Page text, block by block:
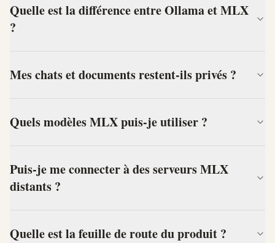
Quelle est la différence entre Ollama et MLX
?
Mes chats et documents restent-ils privés ?
Quels modèles MLX puis-je utiliser ?
Puis-je me connecter à des serveurs MLX
distants ?
Quelle est la feuille de route du produit ?